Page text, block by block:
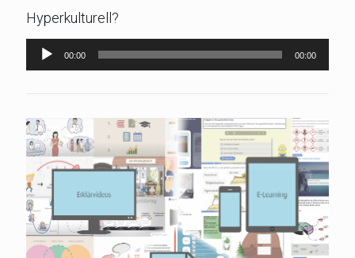
Hyperkulturell?
Audio-
Player
00:00 00:00